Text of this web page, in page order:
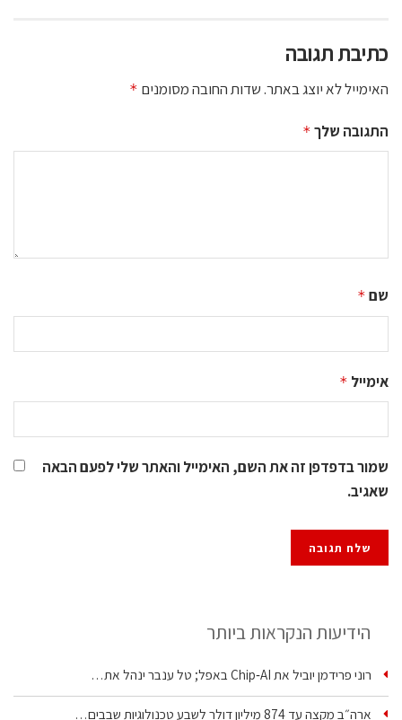
כתיבת תגובה
האימייל לא יוצג באתר.שדות החובה מסומנים *
התגובה שלך *
שם *
אימייל *
שמור בדפדפן זה את השם, האימייל והאתר שלי לפעם הבאה
שאגיב.
הידיעות הנקראות ביותר
רוני פרידמן יוביל את Chip‑AI באפל; טל ענבר ינהל את…
ארה״ב מקצה עד 874 מיליון דולר לשבע טכנולוגיות שבבים…